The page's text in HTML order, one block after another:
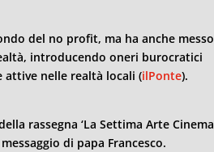
del no profit, ma ha anche messo
introducendo oneri burocratici
attive nelle realtà locali (ilPonte).
rassegna ‘La Settima Arte Cinema
di papa Francesco.